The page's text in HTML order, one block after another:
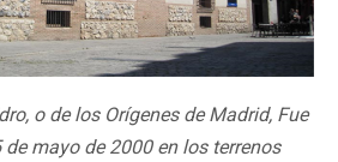
o de los Orígenes de Madrid, Fue
mayo de 2000 en los terrenos